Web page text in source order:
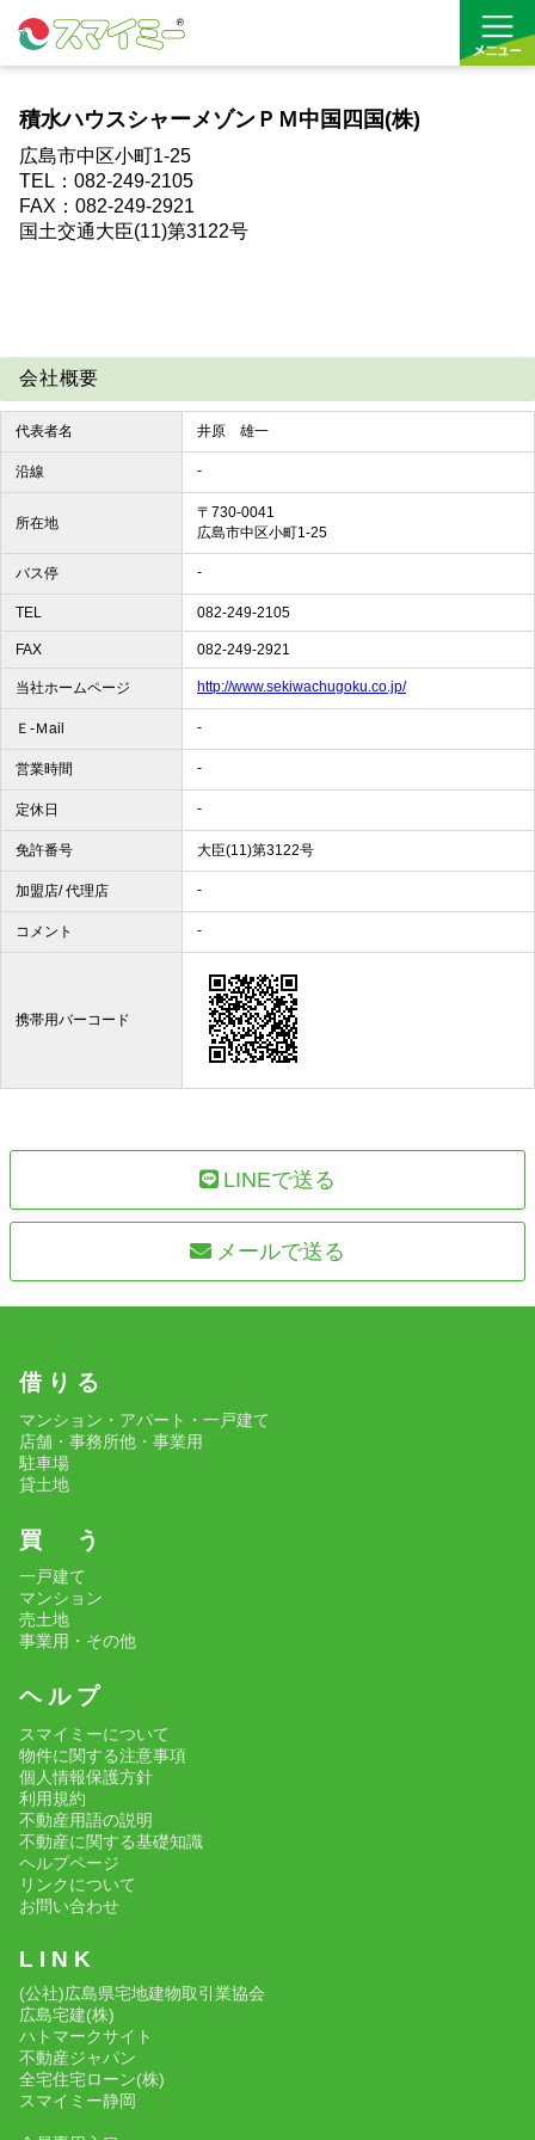
買う
積水ハウスシャーメゾンＰＭ中国四国(株)
広島市中区小町1-25
TEL：082-249-2105
FAX：082-249-2921
国土交通大臣(11)第3122号
会社概要
代表者名 井原 雄一
沿線 -
所在地
〒730-0041
広島市中区小町1-25
バス停 -
TEL 082-249-2105
FAX 082-249-2921
当社ホームページ http://www.sekiwachugoku.co.jp/
Ｅ-Ｍail -
営業時間 -
定休日 -
免許番号 大臣(11)第3122号
加盟店/ 代理店 -
コメント -
携帯用バーコード
LINEで送る
メールで送る
借 り る
マンション・アパート・一戸建て
店舗・事務所他・事業用
駐車場
貸土地
買 う
一戸建て
マンション
売土地
事業用・その他
ヘ ル プ
スマイミーについて
物件に関する注意事項
個人情報保護方針
利用規約
不動産用語の説明
不動産に関する基礎知識
ヘルプページ
リンクについて
お問い合わせ
L I N K
(公社)広島県宅地建物取引業協会
広島宅建(株)
ハトマークサイト
不動産ジャパン
全宅住宅ローン(株)
スマイミー静岡